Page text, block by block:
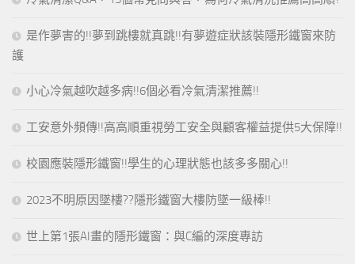
是作夢害的!!夢到跳樓就真跳!!有夢遊症狀該裝隱形鐵窗來防
護
小心冷氣越吹越多病!!6個必看冷氣清潔推薦!!
工安意外頻傳!!高高順重視勞工安全與顧客權益提供5大保障!!
校園應裝隱形鐵窗!!學生的心理狀態也該多多關心!!
2023不明原因墜樓??隱形鐵窗大樓防墜一級棒!!
世上第1張AI畫的隱形鐵窗：與C編的深度專訪